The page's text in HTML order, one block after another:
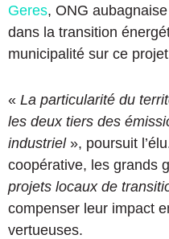
Geres, ONG
dans la transition
municipalité sur ce
« La particularité du
les deux tiers des
industriel», poursuit
coopérative, les grands
projets locaux de
compenser leur impact
vertueuses.